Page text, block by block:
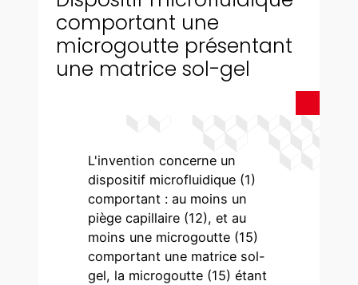
comportant une
microgoutte présentant
une matrice sol-gel
L'invention concerne un
dispositif microfluidique (1)
comportant : au moins un
piège capillaire (12), et au
moins une microgoutte (15)
comportant une matrice sol-
gel, la microgoutte (15) étant